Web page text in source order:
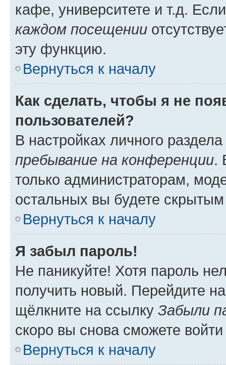
кафе, университете и т.д.
каждом посещении
эту функцию.
Вернуться к началу
Как сделать, чтобы я не
пользователей?
В настройках личного
пребывание на конференции.
только администраторам,
остальных вы будете
Вернуться к началу
Я забыл пароль!
Не паникуйте! Хотя пароль
получить новый. Перейдите
щёлкните на ссылку Забыли
скоро вы снова сможете
Вернуться к началу